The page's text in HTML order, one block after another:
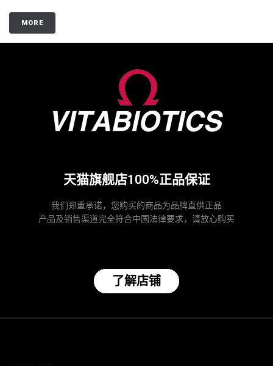
MORE
天猫旗舰店100%正品保证
我们郑重承诺，您购买的商品为品牌直供正品
产品及销售渠道完全符合中国法律要求，请放心购买
了解店铺